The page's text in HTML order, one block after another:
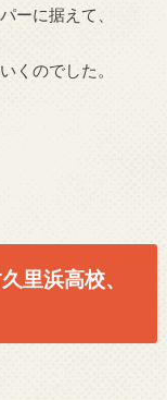
ーに据えて、
くのでした。
里浜高校、